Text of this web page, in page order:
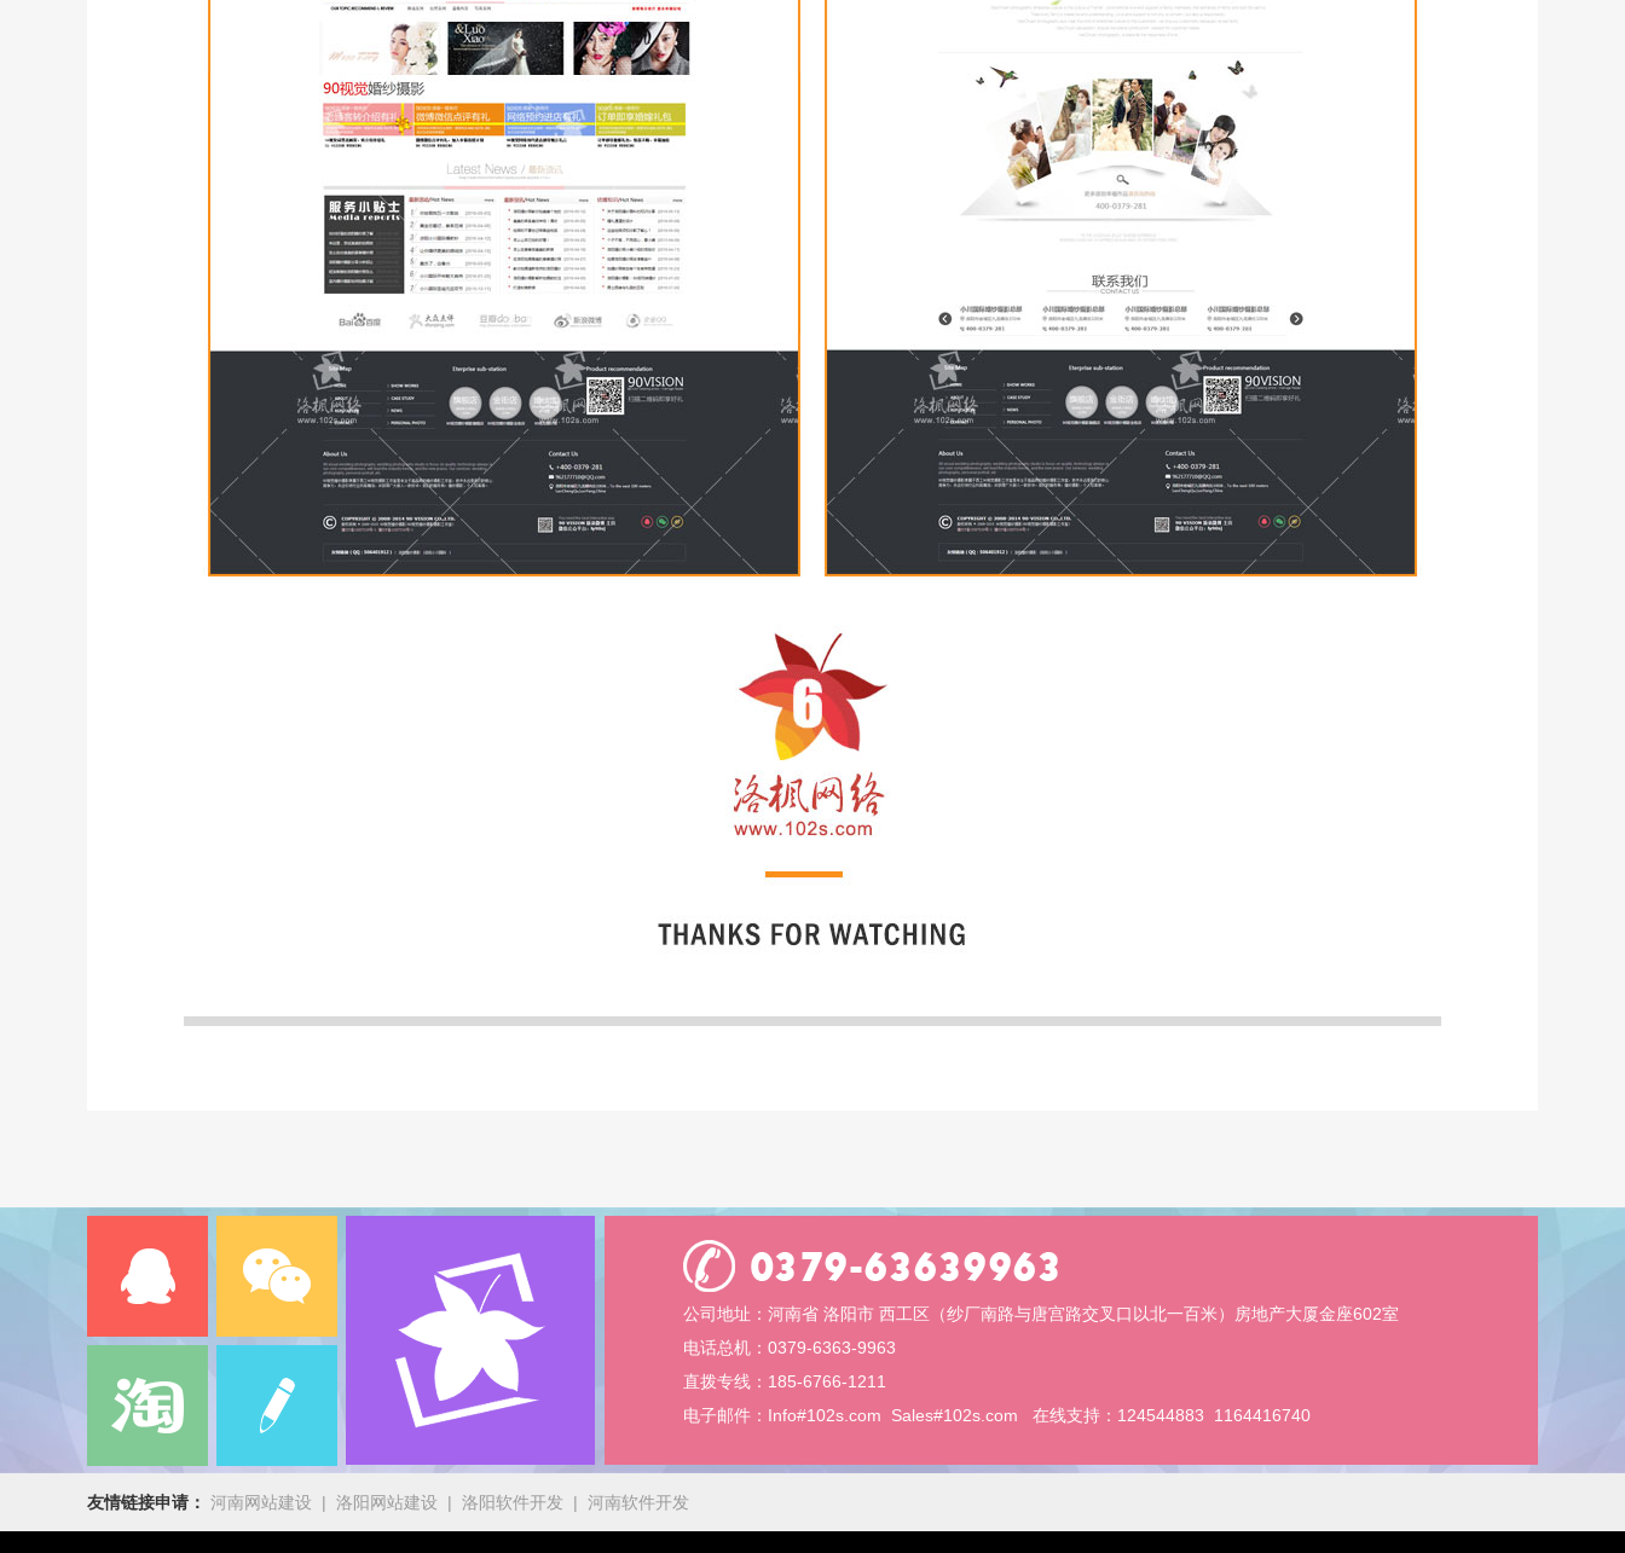
公司地址：河南省 洛阳市 西工区（纱厂南路与唐宫路交叉口以北一百米）房地产大厦金座602室
电话总机：0379-6363-9963
直拨专线：185-6766-1211
电子邮件： Info#102s.com Sales#102s.com 在线支持： 124544883 1164416740
友情链接申请： 河南网站建设 | 洛阳网站建设 | 洛阳软件开发 | 河南软件开发